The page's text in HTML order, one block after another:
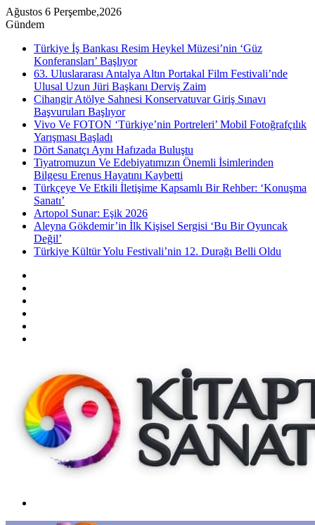
Ağustos 6 Perşembe,2026
Gündem
Türkiye İş Bankası Resim Heykel Müzesi’nin ‘Güz
Konferansları’ Başlıyor
63. Uluslararası Antalya Altın Portakal Film Festivali’nde
Ulusal Uzun Jüri Başkanı Derviş Zaim
Cihangir Atölye Sahnesi Konservatuvar Giriş Sınavı
Başvuruları Başlıyor
Vivo Ve FOTON ‘Türkiye’nin Portreleri’ Mobil Fotoğrafçılık
Yarışması Başladı
Dört Sanatçı Aynı Hafızada Buluştu
Tiyatromuzun Ve Edebiyatımızın Önemli İsimlerinden
Bilgesu Erenus Hayatını Kaybetti
Türkçeye Ve Etkili İletişime Kapsamlı Bir Rehber: ‘Konuşma
Sanatı’
Artopol Sunar: Eşik 2026
Aleyna Gökdemir’in İlk Kişisel Sergisi ‘Bu Bir Oyuncak
Değil’
Türkiye Kültür Yolu Festivali’nin 12. Durağı Belli Oldu